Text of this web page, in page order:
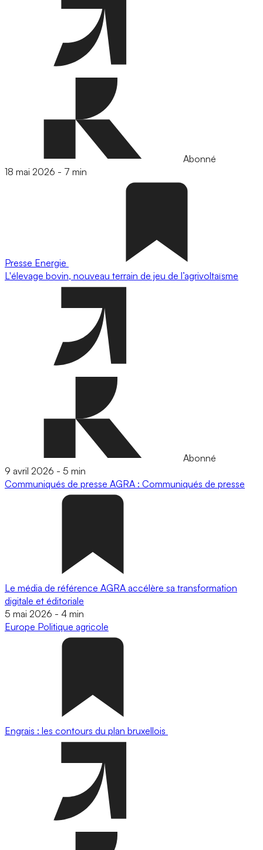
Abonné
18 mai 2026 - 7 min
Presse Energie
L'élevage bovin, nouveau terrain de jeu de l’agrivoltaïsme
Abonné
9 avril 2026 - 5 min
Communiqués de presse AGRA : Communiqués de presse
Le média de référence AGRA accélère sa transformation
digitale et éditoriale
5 mai 2026 - 4 min
Europe Politique agricole
Engrais : les contours du plan bruxellois